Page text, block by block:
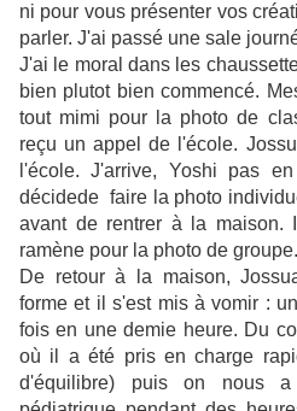
ni pour vous présenter vos
parler. J'ai passé une sale
J'ai le moral dans les
bien plutot bien commencé.
tout mimi pour la photo de
reçu un appel de l'école.
l'école. J'arrive, Yoshi pas
décidede faire la photo
avant de rentrer à la maison.
ramène pour la photo de groupe.
De retour à la maison,
forme et il s'est mis à vomir :
fois en une demie heure. Du
où il a été pris en charge
d'équilibre) puis on nous